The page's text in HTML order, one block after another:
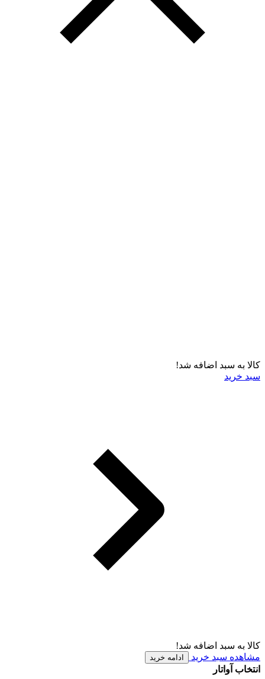
کالا به سبد اضافه شد!
سبد خرید
کالا به سبد اضافه شد!
مشاهده سبد خرید
ادامه خرید
انتخاب آواتار